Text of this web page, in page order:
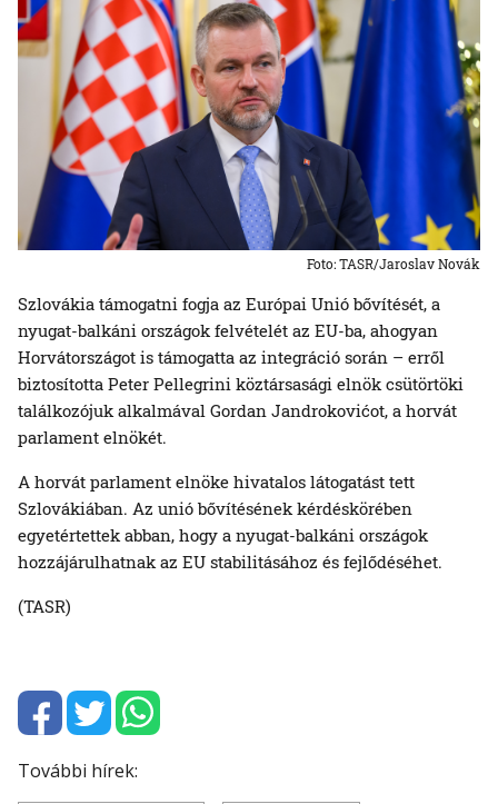
Foto: TASR/Jaroslav Novák
Szlovákia támogatni fogja az Európai Unió bővítését, a
nyugat-balkáni országok felvételét az EU-ba, ahogyan
Horvátországot is támogatta az integráció során – erről
biztosította Peter Pellegrini köztársasági elnök csütörtöki
találkozójuk alkalmával Gordan Jandrokovićot, a horvát
parlament elnökét.
A horvát parlament elnöke hivatalos látogatást tett
Szlovákiában. Az unió bővítésének kérdéskörében
egyetértettek abban, hogy a nyugat-balkáni országok
hozzájárulhatnak az EU stabilitásához és fejlődéséhet.
(TASR)
További hírek: